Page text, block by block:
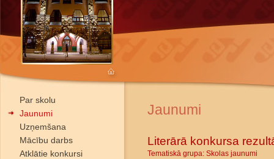
Par skolu
Jaunumi
Uzņemšana
Mācību darbs
Atklātie konkursi
Jaunumi
Literārā konkursa
Tematiskā grupa: Skolas jaunumi